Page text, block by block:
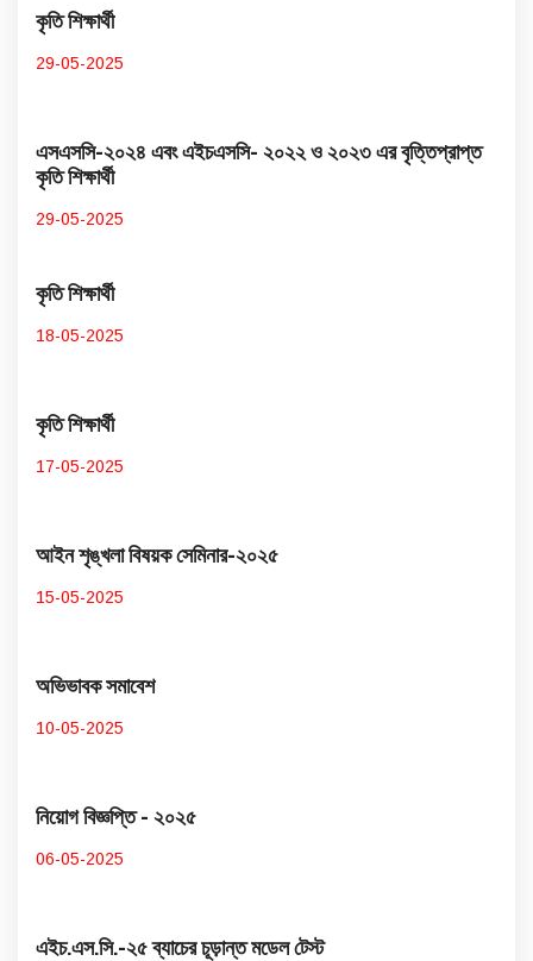
কৃতি শিক্ষার্থী
29-05-2025
এসএসসি-২০২৪ এবং এইচএসসি- ২০২২ ও ২০২৩ এর বৃত্তিপ্রাপ্ত
কৃতি শিক্ষার্থী
29-05-2025
কৃতি শিক্ষার্থী
18-05-2025
কৃতি শিক্ষার্থী
17-05-2025
আইন শৃঙ্খলা বিষয়ক সেমিনার-২০২৫
15-05-2025
অভিভাবক সমাবেশ
10-05-2025
নিয়োগ বিজ্ঞপ্তি - ২০২৫
06-05-2025
এইচ.এস.সি.-২৫ ব্যাচের চূড়ান্ত মডেল টেস্ট